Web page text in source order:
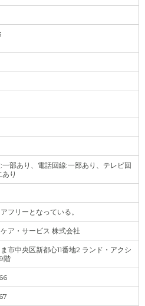
一部あり、電話回線:一部あり、テレビ回
り
フリーとなっている。
ア・サービス 株式会社
市中央区新都心11番地2 ランド・アクシ
階